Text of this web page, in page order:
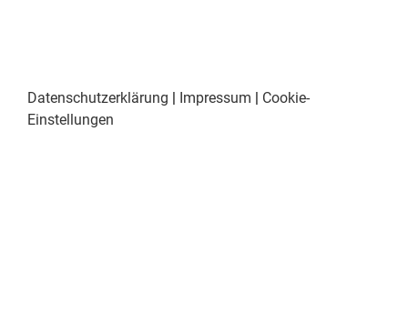
Datenschutzerklärung | Impressum | Cookie-
Einstellungen